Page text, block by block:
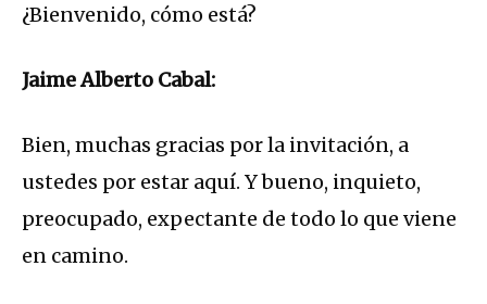
¿Bienvenido, cómo está?
Jaime Alberto Cabal:
Bien, muchas gracias por la invitación, a
ustedes por estar aquí. Y bueno, inquieto,
preocupado, expectante de todo lo que viene
en camino.